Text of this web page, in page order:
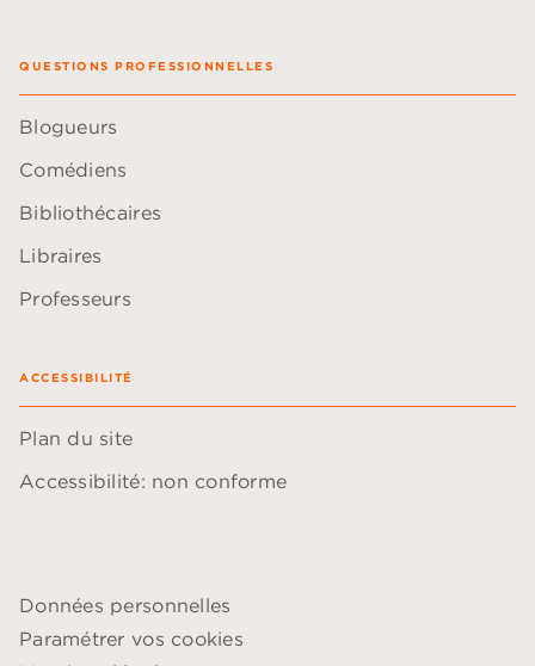
QUESTIONS PROFESSIONNELLES
Blogueurs
Comédiens
Bibliothécaires
Libraires
Professeurs
ACCESSIBILITÉ
Plan du site
Accessibilité: non conforme
Données personnelles
Paramétrer vos cookies